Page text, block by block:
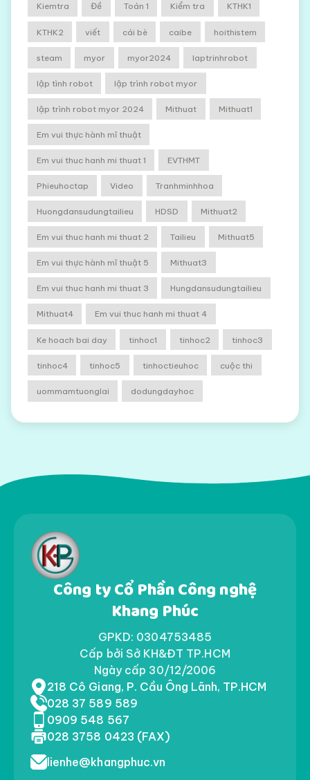
Kiemtra Đề Toán 1 Kiểm tra KTHK1
KTHK2 viết cái bè caibe hoithistem
steam myor myor2024 laptrinhrobot
lập tình robot lập trình robot myor
lập trình robot myor 2024 Mithuat Mithuat1
Em vui thực hành mĩ thuật
Em vui thuc hanh mi thuat 1 EVTHMT
Phieuhoctap Video Tranhminhhoa
Huongdansudungtailieu HDSD Mithuat2
Em vui thuc hanh mi thuat 2 Tailieu Mithuat5
Em vui thực hành mĩ thuật 5 Mithuat3
Em vui thuc hanh mi thuat 3 Hungdansudungtailieu
Mithuat4 Em vui thuc hanh mi thuat 4
Ke hoach bai day tinhoc1 tinhoc2 tinhoc3
tinhoc4 tinhoc5 tinhoctieuhoc cuộc thi
uommamtuonglai dodungdayhoc
Công ty Cổ Phần Công nghệ
Khang Phúc
GPKD: 0304753485
Cấp bởi Sở KH&ĐT TP.HCM
Ngày cấp 30/12/2006
218 Cô Giang, P. Cầu Ông Lãnh, TP.HCM
028 37 589 589
0909 548 567
028 3758 0423 (FAX)
lienhe@khangphuc.vn